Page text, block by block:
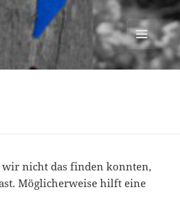
MENÜ
wir nicht das finden konnten,
Möglicherweise hilft eine